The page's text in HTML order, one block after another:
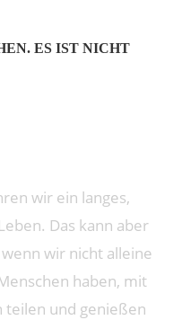
ES IST NICHT
wir ein langes,
Das kann aber
wir nicht alleine
haben, mit
teilen und genießen